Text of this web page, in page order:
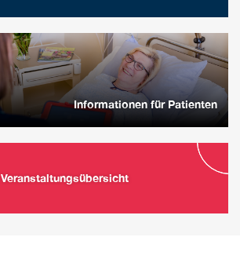
Informationen für Patienten
Veranstaltungsübersicht